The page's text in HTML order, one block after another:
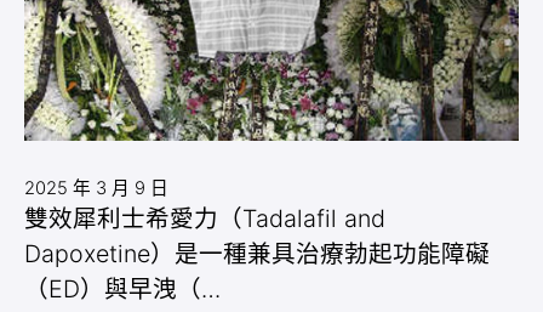
2025 年 3 月 9 日
雙效犀利士希愛力（Tadalafil and
Dapoxetine）是一種兼具治療勃起功能障礙
（ED）與早洩（…